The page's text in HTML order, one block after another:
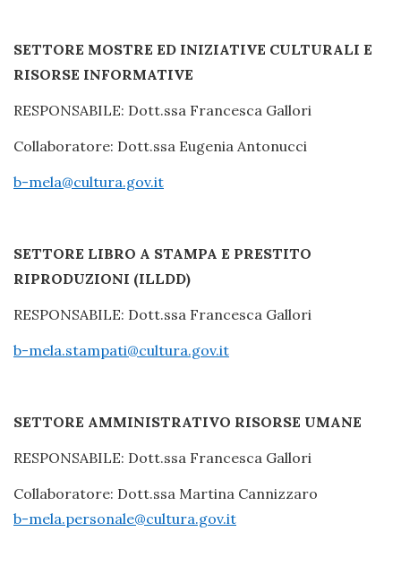
SETTORE MOSTRE ED INIZIATIVE CULTURALI E
RISORSE INFORMATIVE
RESPONSABILE: Dott.ssa Francesca Gallori
Collaboratore: Dott.ssa Eugenia Antonucci
b-mela@cultura.gov.it
SETTORE LIBRO A STAMPA E PRESTITO
RIPRODUZIONI (ILLDD)
RESPONSABILE: Dott.ssa Francesca Gallori
b-mela.stampati@cultura.gov.it
SETTORE AMMINISTRATIVO RISORSE UMANE
RESPONSABILE: Dott.ssa Francesca Gallori
Collaboratore: Dott.ssa Martina Cannizzaro
b-mela.personale@cultura.gov.it